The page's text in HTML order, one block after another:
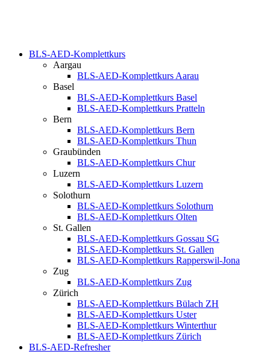
BLS-AED-Komplettkurs
Aargau
BLS-AED-Komplettkurs Aarau
Basel
BLS-AED-Komplettkurs Basel
BLS-AED-Komplettkurs Pratteln
Bern
BLS-AED-Komplettkurs Bern
BLS-AED-Komplettkurs Thun
Graubünden
BLS-AED-Komplettkurs Chur
Luzern
BLS-AED-Komplettkurs Luzern
Solothurn
BLS-AED-Komplettkurs Solothurn
BLS-AED-Komplettkurs Olten
St. Gallen
BLS-AED-Komplettkurs Gossau SG
BLS-AED-Komplettkurs St. Gallen
BLS-AED-Komplettkurs Rapperswil-Jona
Zug
BLS-AED-Komplettkurs Zug
Zürich
BLS-AED-Komplettkurs Bülach ZH
BLS-AED-Komplettkurs Uster
BLS-AED-Komplettkurs Winterthur
BLS-AED-Komplettkurs Zürich
BLS-AED-Refresher